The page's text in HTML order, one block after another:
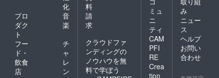
化
プロ
ダク
ト
音
楽
フー
ド・
飲食
店
チ
ャ
レ
ン
料
請
求
クラウドファ
ンディングの
ノウハウを無
料で学ぼう
ミュ
ニ
ティ
CAM
PFI
RE
Crea
tion
み
ニュー
ス
ヘルプ
お問い
合わせ